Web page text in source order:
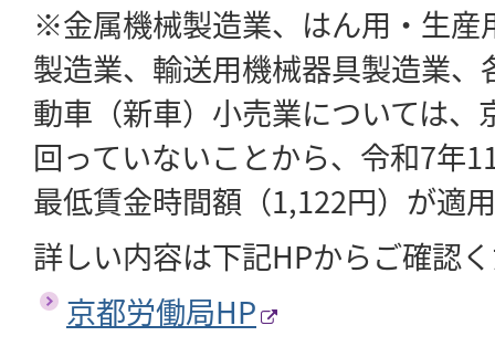
※金属機械製造業、はん用・生産
製造業、輸送用機械器具製造業
動車（新車）小売業については、
回っていないことから、令和7年
最低賃金時間額（1,122円）が適
詳しい内容は下記HPからご確認
京都労働局HP